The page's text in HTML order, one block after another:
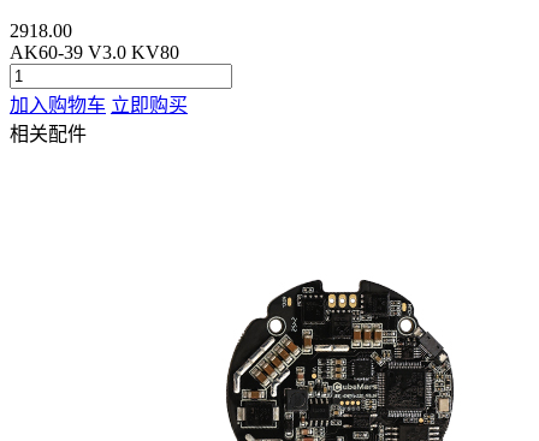
2918.00
AK60-39 V3.0 KV80
加入购物车 立即购买
相关配件